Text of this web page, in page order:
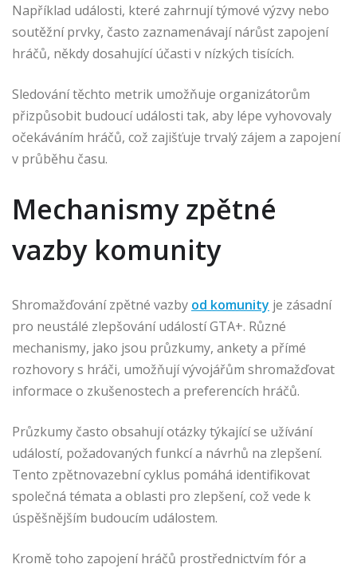
Například události, které zahrnují týmové výzvy nebo
soutěžní prvky, často zaznamenávají nárůst zapojení
hráčů, někdy dosahující účasti v nízkých tisících.
Sledování těchto metrik umožňuje organizátorům
přizpůsobit budoucí události tak, aby lépe vyhovovaly
očekáváním hráčů, což zajišťuje trvalý zájem a zapojení
v průběhu času.
Mechanismy zpětné
vazby komunity
Shromažďování zpětné vazby od komunity je zásadní
pro neustálé zlepšování událostí GTA+. Různé
mechanismy, jako jsou průzkumy, ankety a přímé
rozhovory s hráči, umožňují vývojářům shromažďovat
informace o zkušenostech a preferencích hráčů.
Průzkumy často obsahují otázky týkající se užívání
událostí, požadovaných funkcí a návrhů na zlepšení.
Tento zpětnovazební cyklus pomáhá identifikovat
společná témata a oblasti pro zlepšení, což vede k
úspěšnějším budoucím událostem.
Kromě toho zapojení hráčů prostřednictvím fór a